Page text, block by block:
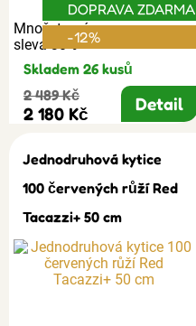
Množstevní
sleva 30%
DOPRAVA ZDARMA
-12%
Skladem 26 kusů
2 489 Kč
2 180 Kč Detail
Jednodruhová kytice
100 červených růží Red
Tacazzi+ 50 cm